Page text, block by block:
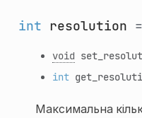
int resolution =
void
int
Максимальна